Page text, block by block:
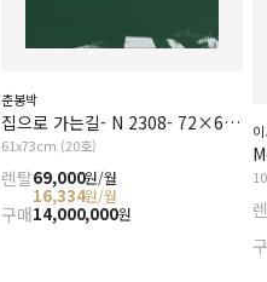
춘봉박
집으로 가는길- N 2308- 72×60㎝, acrylic colour, drawing by edge of knife on painted canvas, 2023
61x73cm (20호)
렌탈69,000원/월
16,334원/월
구매14,000,000원